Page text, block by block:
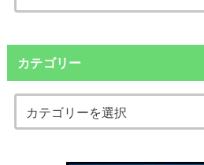
索:
カテゴリー